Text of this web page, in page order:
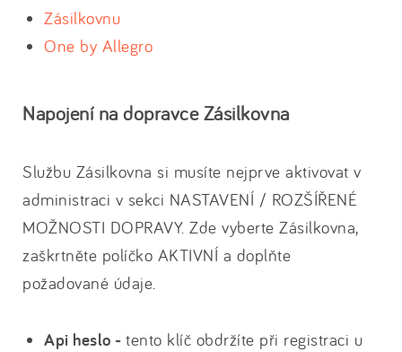
Zásilkovnu
One by Allegro
Napojení na dopravce Zásilkovna
Službu Zásilkovna si musíte nejprve aktivovat v
administraci v sekci NASTAVENÍ / ROZŠÍŘENÉ
MOŽNOSTI DOPRAVY. Zde vyberte Zásilkovna,
zaškrtněte políčko AKTIVNÍ a doplňte
požadované údaje.
Api heslo - tento klíč obdržíte při registraci u